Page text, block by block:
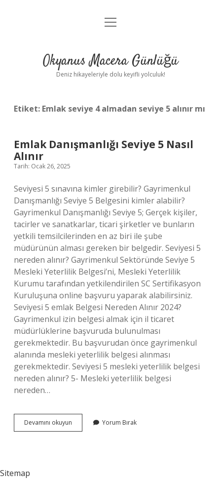
Anasayfa
Yasal Uyarı
menüyü
Okyanus Macera Günlüğü
Deniz hikayeleriyle dolu keyifli yolculuk!
Etiket: Emlak seviye 4 almadan seviye 5 alınır mı
Emlak Danışmanlığı Seviye 5 Nasıl
Alınır
Tarih: Ocak 26, 2025
Seviyesi 5 sınavına kimler girebilir? Gayrimenkul
Danışmanlığı Seviye 5 Belgesini kimler alabilir?
Gayrimenkul Danışmanlığı Seviye 5; Gerçek kişiler,
tacirler ve sanatkarlar, ticari şirketler ve bunların
yetkili temsilcilerinden en az biri ile şube
müdürünün alması gereken bir belgedir. Seviyesi 5
nereden alınır? Gayrimenkul Sektöründe Seviye 5
Mesleki Yeterlilik Belgesi’ni, Mesleki Yeterlilik
Kurumu tarafından yetkilendirilen SC Sertifikasyon
Kuruluşuna online başvuru yaparak alabilirsiniz.
Seviyesi 5 emlak Belgesi Nereden Alınır 2024?
Gayrimenkul izin belgesi almak için il ticaret
müdürlüklerine başvuruda bulunulması
gerekmektedir. Bu başvurudan önce gayrimenkul
alanında mesleki yeterlilik belgesi alınması
gerekmektedir. Seviyesi 5 mesleki yeterlilik belgesi
nereden alınır? 5- Mesleki yeterlilik belgesi
nereden…
Devamını okuyun
Danışmanlığı
Yorum Bırak
Sitemap